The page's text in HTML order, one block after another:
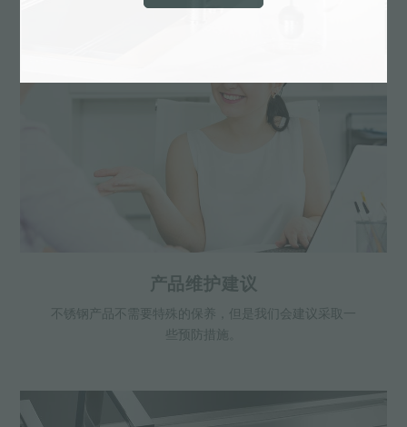
产品维护建议
不锈钢产品不需要特殊的保养，但是我们会建议采取一
些预防措施。